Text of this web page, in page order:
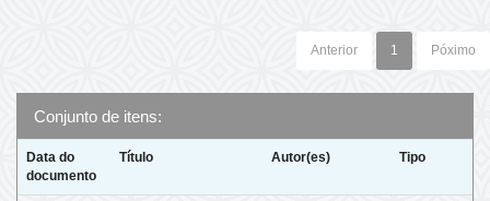
Anterior 1 Póximo
Conjunto de itens:
Data do
documento
Título Autor(es) Tipo